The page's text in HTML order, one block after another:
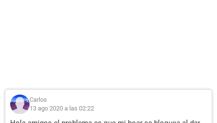
Carlos
13 ago 2020 a las 02:22